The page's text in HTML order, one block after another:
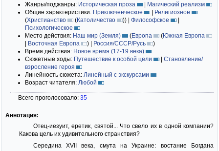
Жанры/поджанры: Историческая проза | Магический реализм
Общие характеристики: Приключенческое | Религиозное
(Христианство (Католичество )) | Философское
|
Психологическое
Место действия: Наш мир (Земля) (Европа (Южная Европа
| Восточная Европа ) | Россия/СССР/Русь
)
Время действия: Новое время (17-19 века)
Сюжетные ходы: Путешествие к особой цели | Становление/
взросление героя
Линейность сюжета: Линейный с экскурсами
Возраст читателя: Любой
Всего проголосовало: 35
Аннотация:
Отец-иезуит, еретик, святой... Что свело их в одной компании?
Какова цель их удивительного странствия?
Середина XVII века, смута на Украине: востание Богдана